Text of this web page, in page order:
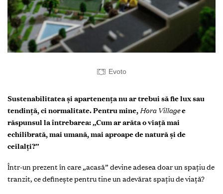
Evoto
Sustenabilitatea și apartenența nu ar trebui să fie lux sau
tendință, ci normalitate. Pentru mine,Hora Villagee
răspunsul la întrebarea: „Cum ar arăta o viață mai
echilibrată, mai umană, mai aproape de natură și de
ceilalți?”
Într-un prezent în care „acasă” devine adesea doar un spațiu de
tranzit, ce definește pentru tine un adevărat spațiu de viață?